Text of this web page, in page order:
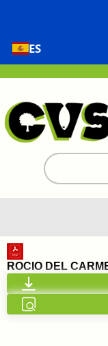
ES
Buscar:
Inicio
Nosotros
ROCIO DEL